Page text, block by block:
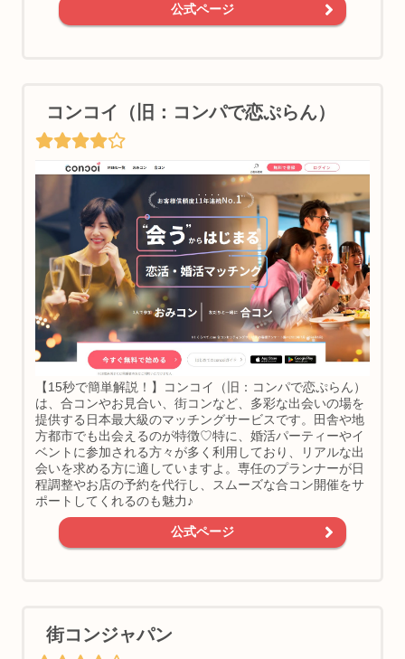
公式ページ
コンコイ（旧：コンパで恋ぷらん）
【15秒で簡単解説！】コンコイ（旧：コンパで恋ぷらん）
は、合コンやお見合い、街コンなど、多彩な出会いの場を
提供する日本最大級のマッチングサービスです。田舎や地
方都市でも出会えるのが特徴♡特に、婚活パーティーやイ
ベントに参加される方々が多く利用しており、リアルな出
会いを求める方に適していますよ。専任のプランナーが日
程調整やお店の予約を代行し、スムーズな合コン開催をサ
ポートしてくれるのも魅力♪
公式ページ
街コンジャパン